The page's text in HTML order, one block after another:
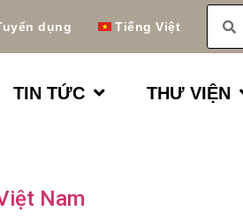
dụng Tiếng Việt
TIN TỨC THƯ VIỆN
Nam